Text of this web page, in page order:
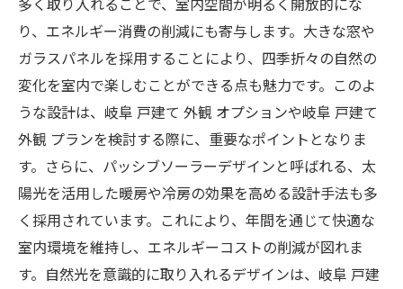
り、エネルギー消費の削減にも寄与します。大きな窓や
ガラスパネルを採用することにより、四季折々の自然の
変化を室内で楽しむことができる点も魅力です。このよ
うな設計は、岐阜 戸建て 外観 オプションや岐阜 戸建て
外観 プランを検討する際に、重要なポイントとなりま
す。さらに、パッシブソーラーデザインと呼ばれる、太
陽光を活用した暖房や冷房の効果を高める設計手法も多
く採用されています。これにより、年間を通じて快適な
室内環境を維持し、エネルギーコストの削減が図れま
す。自然光を意識的に取り入れるデザインは、岐阜 戸建